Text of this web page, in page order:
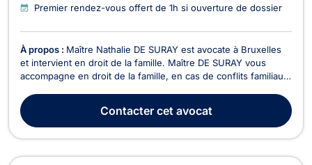
Premier rendez-vous offert de 1h si ouverture de dossier
À propos : Maître Nathalie DE SURAY est avocate à Bruxelles
et intervient en droit de la famille. Maître DE SURAY vous
accompagne en droit de la famille, en cas de conflits familiaux
pour des questions de garde d’enfant, en cas de divorce à
l’amiable ou contentieux, en cas...
Contactercet avocat